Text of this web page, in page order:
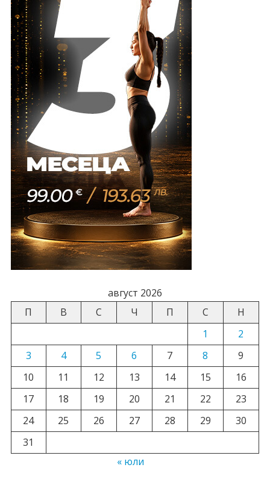
август 2026
П
В С Ч П С
Н
1
2
3
4 5 6 7 8
9
10
11 12 13 14 15
16
17
18 19 20 21 22
23
24
25 26 27 28 29
30
31
« юли